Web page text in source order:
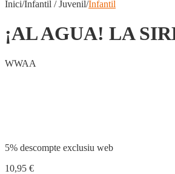
Inici/Infantil / Juvenil/Infantil
¡AL AGUA! LA
WWAA
5% descompte exclusiu web
10,95 €